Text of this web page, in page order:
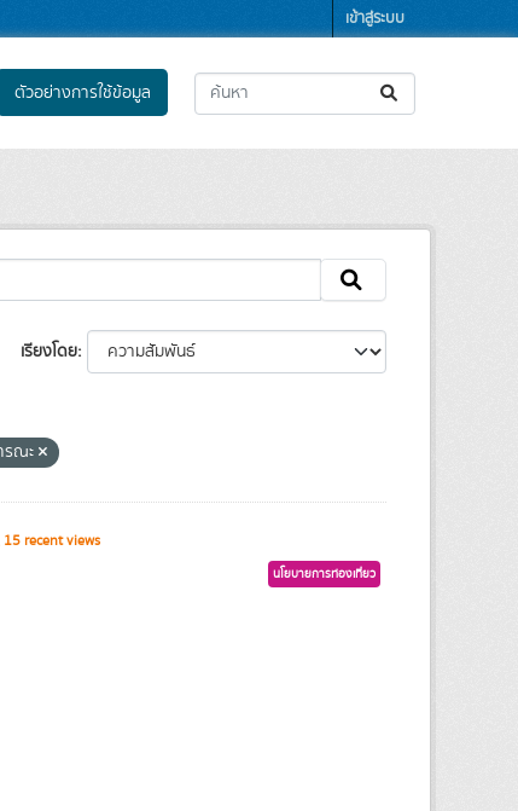
เข้าสู่ระบบ
ตัวอย่างการใช้ข้อมูล
เรียงโดย
รณะ
15 recent views
นโยบายการท่องเที่ยว